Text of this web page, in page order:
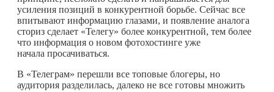
усиления позиций в конкурентной борьбе. Сейчас все
впитывают информацию глазами, и появление аналога
сториз сделает «Телегу» более конкурентной, тем более
что информация о новом фотохостинге уже
начала просачиваться.
В «Телеграм» перешли все топовые блогеры, но
аудитория разделилась, далеко не все готовы множить